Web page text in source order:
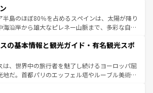
スカーナの美しい田園風景やアマルフィ海岸の絶
自然景観も見逃せない。観光の合間には、本場の
スタなど、絶品のイタリア料理を堪能することも
れるイタリアで、忘れられない旅をしてみよう！
着のイタリア情報は
半島のほぼ80％を占めるスペインは、太陽が降り
海沿岸から雄大なピレネー山脈まで、多彩な自然
付くこの国では、情熱的なフラメンコ、熱気あふ
、そして美味しいタパスが生活の一部となってい
マドリードの洗練された雰囲気や、バルセロナの
溢れた街角から、地方では古代ローマ遺跡や中世
方によって風土や気候が異なるスペインはその個
の基本情報と観光ガイド・有名観光スポ
は、世界中の旅行者を魅了し続けるヨーロッパ屈
地だ。首都パリのエッフェル塔やルーブル美術館